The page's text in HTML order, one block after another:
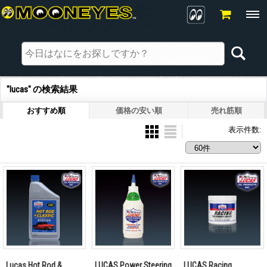
"lucas"の検索結果
おすすめ順 価格の安い順 売れ筋順
表示件数: